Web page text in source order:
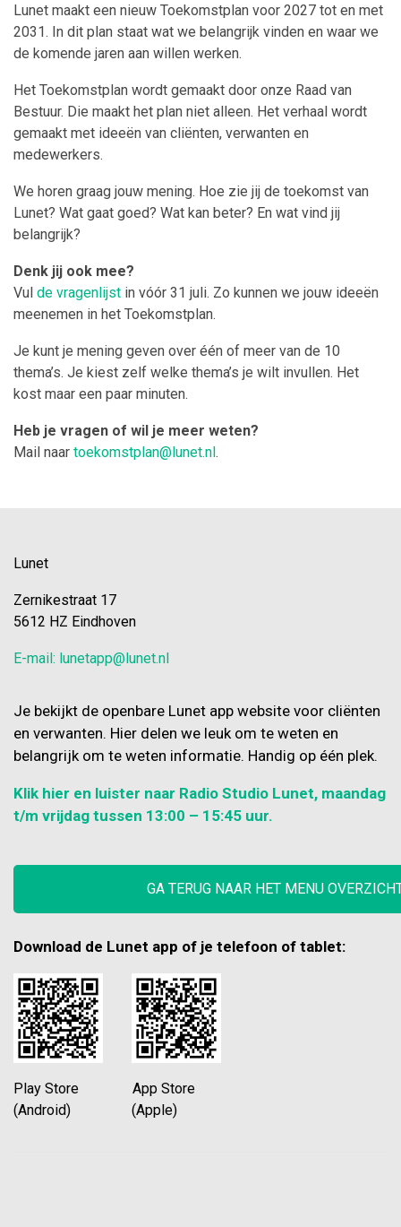
Lunet maakt een nieuw Toekomstplan voor 2027 tot en met
2031. In dit plan staat wat we belangrijk vinden en waar we
de komende jaren aan willen werken.
Het Toekomstplan wordt gemaakt door onze Raad van
Bestuur. Die maakt het plan niet alleen. Het verhaal wordt
gemaakt met ideeën van cliënten, verwanten en
medewerkers.
We horen graag jouw mening. Hoe zie jij de toekomst van
Lunet? Wat gaat goed? Wat kan beter? En wat vind jij
belangrijk?
Denk jij ook mee?
Vul de vragenlijst in vóór 31 juli. Zo kunnen we jouw ideeën
meenemen in het Toekomstplan.
Je kunt je mening geven over één of meer van de 10
thema’s. Je kiest zelf welke thema’s je wilt invullen. Het
kost maar een paar minuten.
Heb je vragen of wil je meer weten?
Mail naar toekomstplan@lunet.nl.
Lunet
Zernikestraat 17
5612 HZ Eindhoven
E-mail: lunetapp@lunet.nl
Je bekijkt de openbare Lunet app website voor cliënten
en verwanten. Hier delen we leuk om te weten en
belangrijk om te weten informatie. Handig op één plek.
Klik hier en luister naar Radio Studio Lunet, maandag
t/m vrijdag tussen 13:00 – 15:45 uur.
GA TERUG NAAR HET MENU
Download de Lunet app of je telefoon of tablet:
Play Store App Store
(Android) (Apple)